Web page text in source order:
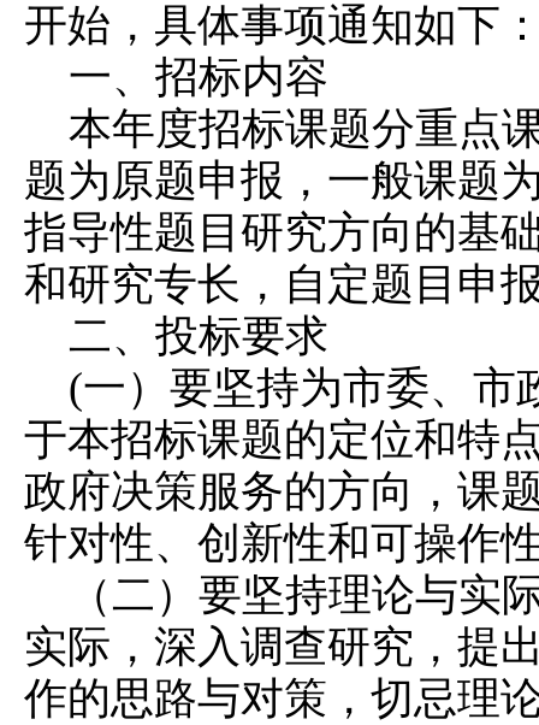
开始，具体事项通知如下
一、招标内容
本年度招标课题分重点
题为原题申报，一般课题
指导性题目研究方向的基
和研究专长，自定题目申
二、投标要求
(一）要坚持为市委、市
于本招标课题的定位和特
政府决策服务的方向，课
针对性、创新性和可操作
（二）要坚持理论与实
实际，深入调查研究，提
作的思路与对策，切忌理